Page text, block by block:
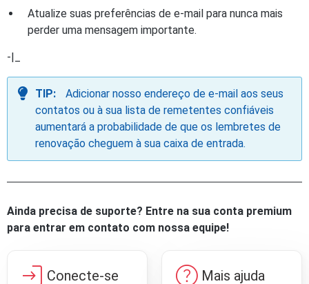
Atualize suas preferências de e-mail para nunca mais
perder uma mensagem importante.
-|_
TIP:
Adicionar nosso endereço de e-mail aos seus
contatos ou à sua lista de remetentes confiáveis
aumentará a probabilidade de que os lembretes de
renovação cheguem à sua caixa de entrada.
Ainda precisa de suporte? Entre na sua conta premium
para entrar em contato com nossa equipe!
login Conecte-se help Mais ajuda